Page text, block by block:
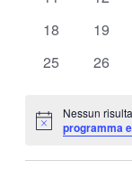
0
18
0
19
0
25
0
26
Notice
Nessun
programma